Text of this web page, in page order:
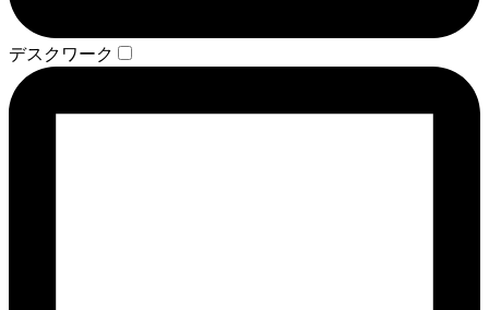
デスクワーク